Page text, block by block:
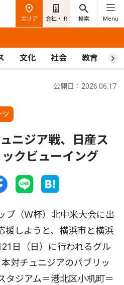
エリア 会社・IR 検索 Menu
文化 社会 教育 ス
ツ
公開日：2026.06.17
ニジア戦、日産ス
クビューイング
（Ｗ杯）北中米大会に出
援しようと、横浜市と横浜
日（日）に行われるグル
対チュニジアのパブリッ
タジアム＝港北区小机町＝